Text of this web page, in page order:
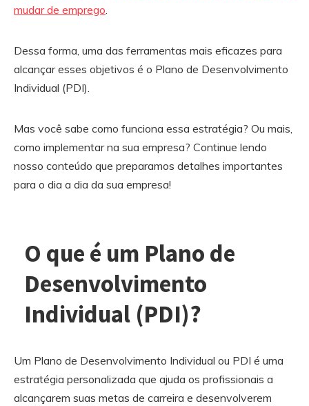
mudar de emprego.
Dessa forma, uma das ferramentas mais eficazes para
alcançar esses objetivos é o Plano de Desenvolvimento
Individual (PDI).
Mas você sabe como funciona essa estratégia? Ou mais,
como implementar na sua empresa? Continue lendo
nosso conteúdo que preparamos detalhes importantes
para o dia a dia da sua empresa!
O que é um Plano de
Desenvolvimento
Individual (PDI)?
Um Plano de Desenvolvimento Individual ou PDI é uma
estratégia personalizada que ajuda os profissionais a
alcançarem suas metas de carreira e desenvolverem